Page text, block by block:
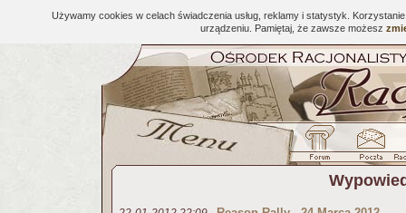
Używamy cookies w celach świadczenia usług, reklamy i statystyk.
urządzeniu. Pamiętaj, że zawsze możesz